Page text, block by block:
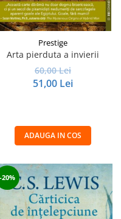
Prestige
Arta pierduta a invierii
60,00 Lei
51,00 Lei
ADAUGA IN COS
-20%